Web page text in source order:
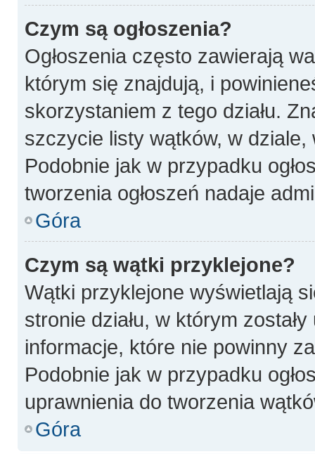
Czym są ogłoszenia?
Ogłoszenia często zawierają
którym się znajdują, i
skorzystaniem z tego działu.
szczycie listy wątków, w
Podobnie jak w przypadku
tworzenia ogłoszeń nadaje
Góra
Czym są wątki przyklejone?
Wątki przyklejone wyświetlają
stronie działu, w którym
informacje, które nie powinny
Podobnie jak w przypadku
uprawnienia do tworzenia
Góra